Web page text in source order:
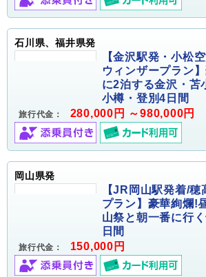
石川県、福井県発
【金沢駅発・小松
ウィンザープラン
に2泊する金沢・苫
小樽・登別4日間
旅行代金： 280,000円 ～980,000円
岡山県発
【JR岡山駅発着/
プラン】豪華絢爛!
山祭と朝一番に行
日間
旅行代金： 150,000円